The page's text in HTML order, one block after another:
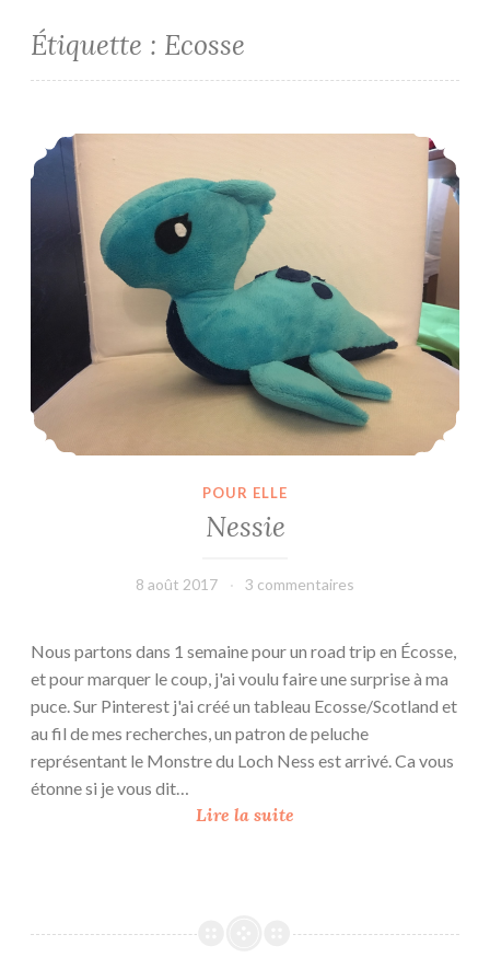
Étiquette : Ecosse
Nessie
POUR ELLE
Nessie
8 août 2017 leffetmain
3 commentaires
Nous partons dans 1 semaine pour un road trip en Écosse,
et pour marquer le coup, j'ai voulu faire une surprise à ma
puce. Sur Pinterest j'ai créé un tableau Ecosse/Scotland et
au fil de mes recherches, un patron de peluche
représentant le Monstre du Loch Ness est arrivé. Ca vous
étonne si je vous dit…
Lire la suite